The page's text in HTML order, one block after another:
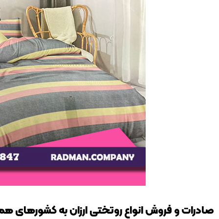
صادرات و فروش انواع روتختی‌ ارزان به کشورهای